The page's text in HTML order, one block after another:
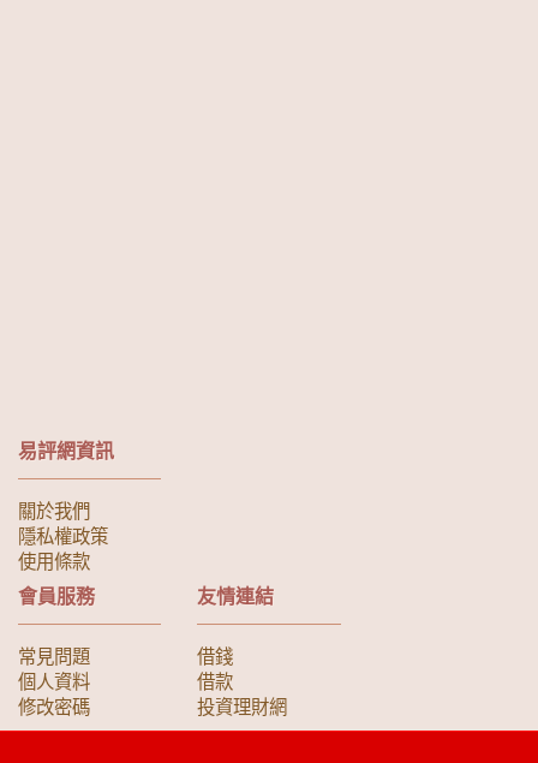
易評網資訊
關於我們
隱私權政策
使用條款
會員服務
常見問題
個人資料
修改密碼
友情連結
借錢
借款
投資理財網